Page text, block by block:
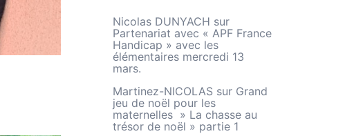
Nicolas DUNYACH sur
Partenariat avec « APF France
Handicap » avec les
élémentaires mercredi 13
mars.
Martinez-NICOLASsur Grand
jeu de noël pour les
maternelles » La chasse au
trésor de noël » partie 1